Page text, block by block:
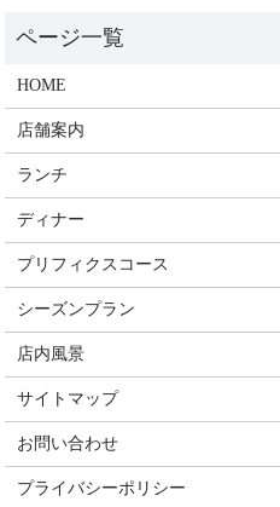
HOME
店舗案内
ランチ
ディナー
プリフィクスコース
シーズンプラン
店内風景
サイトマップ
お問い合わせ
プライバシーポリシー